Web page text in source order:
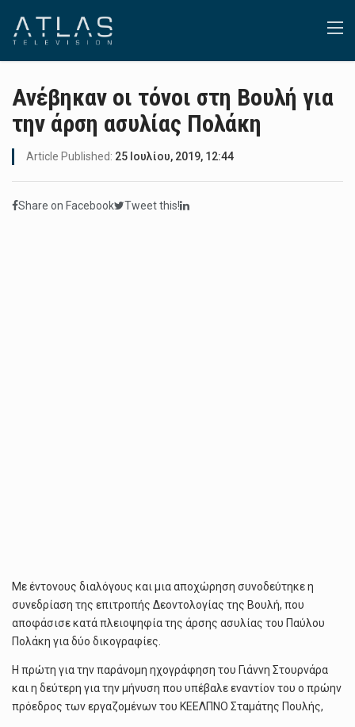
Ανέβηκαν οι τόνοι στη Βουλή για
την άρση ασυλίας Πολάκη
Article Published: 25 Ιουλίου, 2019, 12:44
Share on Facebook Tweet this!
Mε έντονους διαλόγους και μια αποχώρηση συνοδεύτηκε η
συνεδρίαση της επιτροπής Δεοντολογίας της Βουλή, που
αποφάσισε κατά πλειοψηφία της άρσης ασυλίας του Παύλου
Πολάκη για δύο δικογραφίες.
Η πρώτη για την παράνομη ηχογράφηση του Γιάννη Στουρνάρα
και η δεύτερη για την μήνυση που υπέβαλε εναντίον του ο πρώην
πρόεδρος των εργαζομένων του ΚΕΕΛΠΝΟ Σταμάτης Πουλής,